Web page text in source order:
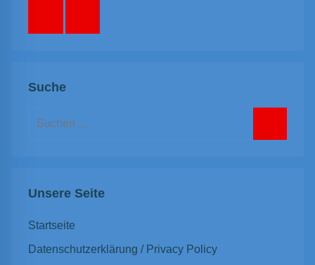
Suche
Suchen
Unsere Seite
Startseite
Datenschutzerklärung / Privacy Policy